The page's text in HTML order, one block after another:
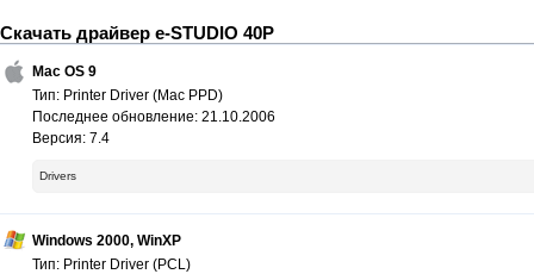
Скачать драйвер e-STUDIO 40P
Mac OS 9
Тип: Printer Driver (Mac PPD)
Последнее обновление: 21.10.2006
Версия: 7.4
Drivers
Windows 2000, WinXP
Тип: Printer Driver (PCL)